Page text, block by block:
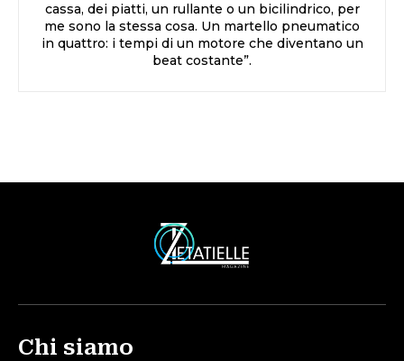
cassa, dei piatti, un rullante o un bicilindrico, per
me sono la stessa cosa. Un martello pneumatico
in quattro: i tempi di un motore che diventano un
beat costante”.
Chi siamo